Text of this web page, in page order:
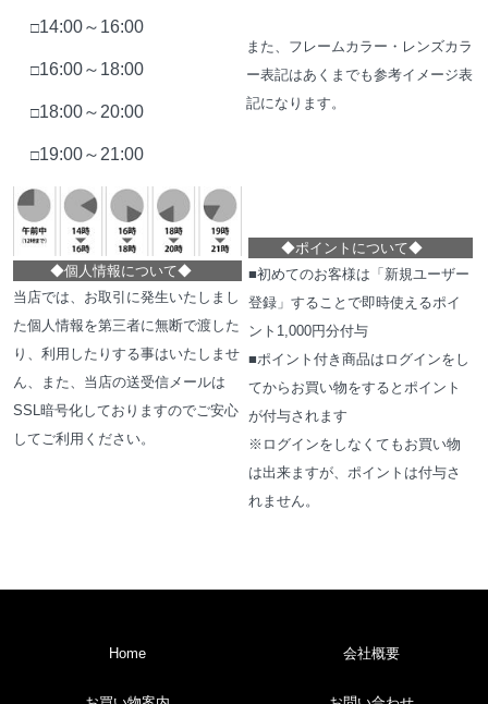
□14:00～16:00
□16:00～18:00
□18:00～20:00
□19:00～21:00
◆個人情報について◆
当店では、お取引に発生いたしまし
た個人情報を第三者に無断で渡した
り、利用したりする事はいたしませ
ん、また、当店の送受信メールは
SSL暗号化しておりますのでご安心
してご利用ください。
また、フレームカラー・レンズカラ
ー表記はあくまでも参考イメージ表
記になります。
◆ポイントについて◆
■初めてのお客様は「新規ユーザー
登録」することで即時使えるポイ
ント1,000円分付与
■ポイント付き商品はログインをし
てからお買い物をするとポイント
が付与されます
※ログインをしなくてもお買い物
は出来ますが、ポイントは付与さ
れません。
Home 会社概要